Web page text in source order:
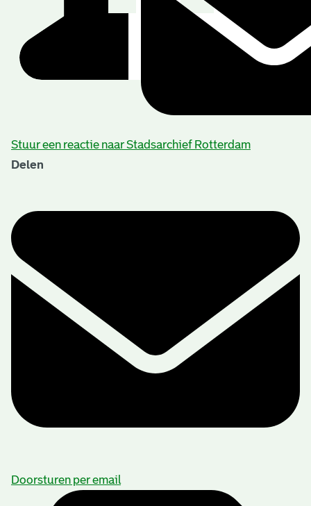
Stuur een reactie naar Stadsarchief Rotterdam
Delen
Doorsturen per email